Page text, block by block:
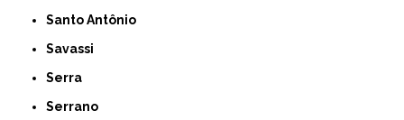
Santo Antônio
Savassi
Serra
Serrano